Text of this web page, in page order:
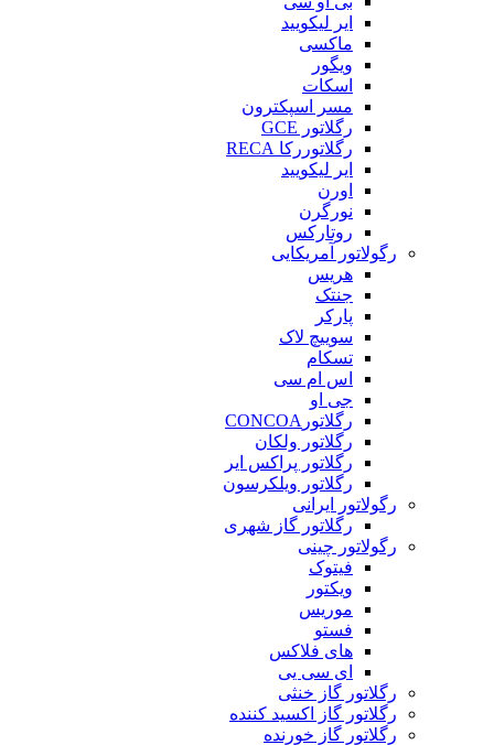
ایر لیکویید
ماکسی
ویگور
اسکات
مسر اسپکترون
رگلاتور GCE
رگلاتوررکا RECA
ایر لیکویید
اورن
نورگرن
روتارکس
رگولاتور آمریکایی
هریس
جنتک
پارکر
سوییچ لاک
تسکام
اس ام سی
جی او
رگلاتورCONCOA
رگلاتور ولکان
رگلاتور پراکس ایر
رگلاتور ویلکرسون
رگولاتور ایرانی
رگلاتور گاز شهری
رگولاتور چینی
فیتوک
ویکتور
موریس
فستو
های فلاکس
ای سی یی
رگلاتور گاز خنثی
رگلاتور گاز اکسید کننده
رگلاتور گاز خورنده